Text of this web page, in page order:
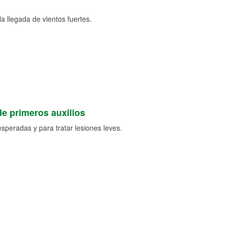
llegada de vientos fuertes.
primeros auxilios
y para tratar lesiones leves.